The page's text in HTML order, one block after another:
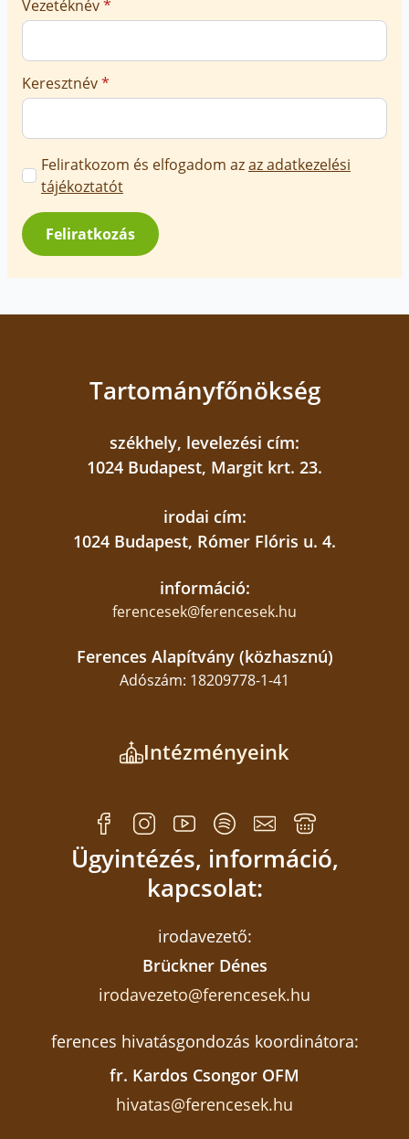
Vezetéknév*
Keresztnév*
Marketing
üzenetek
jóváhagyása
*
Feliratkozom és elfogadom azaz adatkezelési
tájékoztatót
Feliratkozás
Tartományfőnökség
székhely, levelezési cím:
1024 Budapest, Margit krt. 23.
irodai cím:
1024 Budapest, Rómer Flóris u. 4.
információ:
ferencesek@ferencesek.hu
Ferences Alapítvány (közhasznú)
Adószám: 18209778-1-41
Intézményeink
Ügyintézés, információ,
kapcsolat:
irodavezető:
Brückner Dénes
irodavezeto@ferencesek.hu
ferences hivatásgondozás koordinátora:
fr. Kardos Csongor OFM
hivatas@ferencesek.hu